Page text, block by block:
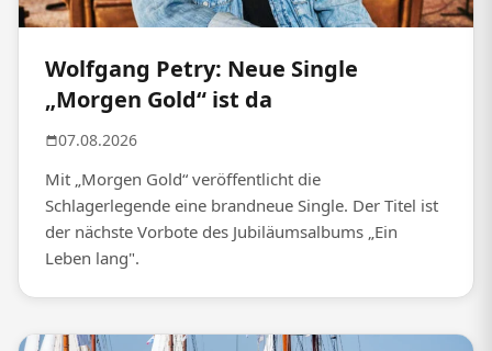
Wolfgang Petry: Neue Single
„Morgen Gold“ ist da
07.08.2026
Mit „Morgen Gold“ veröffentlicht die
Schlagerlegende eine brandneue Single. Der Titel ist
der nächste Vorbote des Jubiläumsalbums „Ein
Leben lang".